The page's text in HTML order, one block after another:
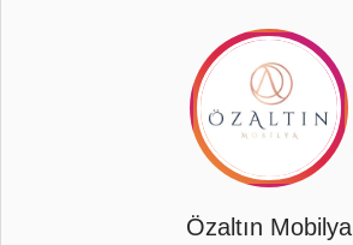
Özaltın Mobilya